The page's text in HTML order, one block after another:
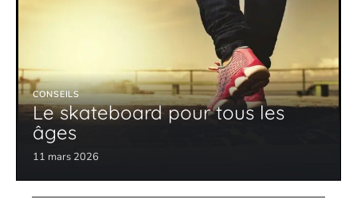
CONSEILS
Le skateboard pour tous les
âges
11 mars 2026